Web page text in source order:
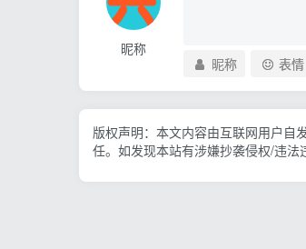
昵称
昵称 表情
版权声明：本文内容由互联网用户自
任。如发现本站有涉嫌抄袭侵权/违法